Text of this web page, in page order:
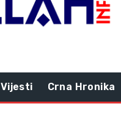
Vijesti Crna Hronika